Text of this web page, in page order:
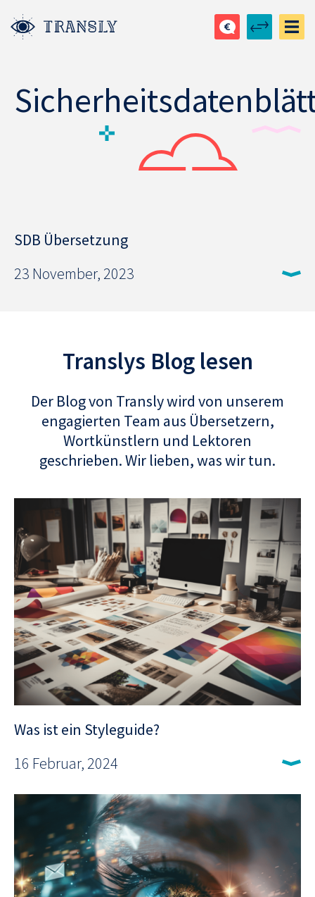
SDB Übersetzung
23 November, 2023
Translys Blog lesen
Der Blog von Transly wird von unserem
engagierten Team aus Übersetzern,
Wortkünstlern und Lektoren
geschrieben. Wir lieben, was wir tun.
Was ist ein Styleguide?
16 Februar, 2024